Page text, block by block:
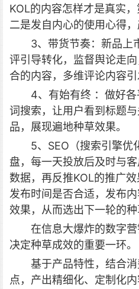
KOL的内容怎样才是真实
二是发自内心的使用心得，
3、带货节奏：新品上
评引导转化，监督舆论走
合的内容，多维评论内容引
4、有始有终 ：做好
词搜索，让用户看到标题
品，展现遍地种草效果。
5、SEO（搜索引擎优
盘，每一天投放后及时与
数据，再反推KOL的推广效
发布时间是否合适，发布
效果，从而选出下一轮的种
在信息大爆炸的数字
决定种草成效的重要一环。
基于产品特性，结合
点，产出精细化、定制化